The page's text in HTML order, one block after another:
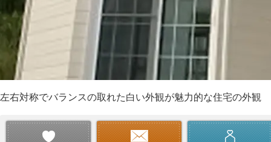
左右対称でバランスの取れた白い外観が魅力的な住宅の外観